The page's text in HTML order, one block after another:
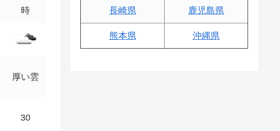
時
厚い雲
30
長崎県 鹿児島県
熊本県 沖縄県